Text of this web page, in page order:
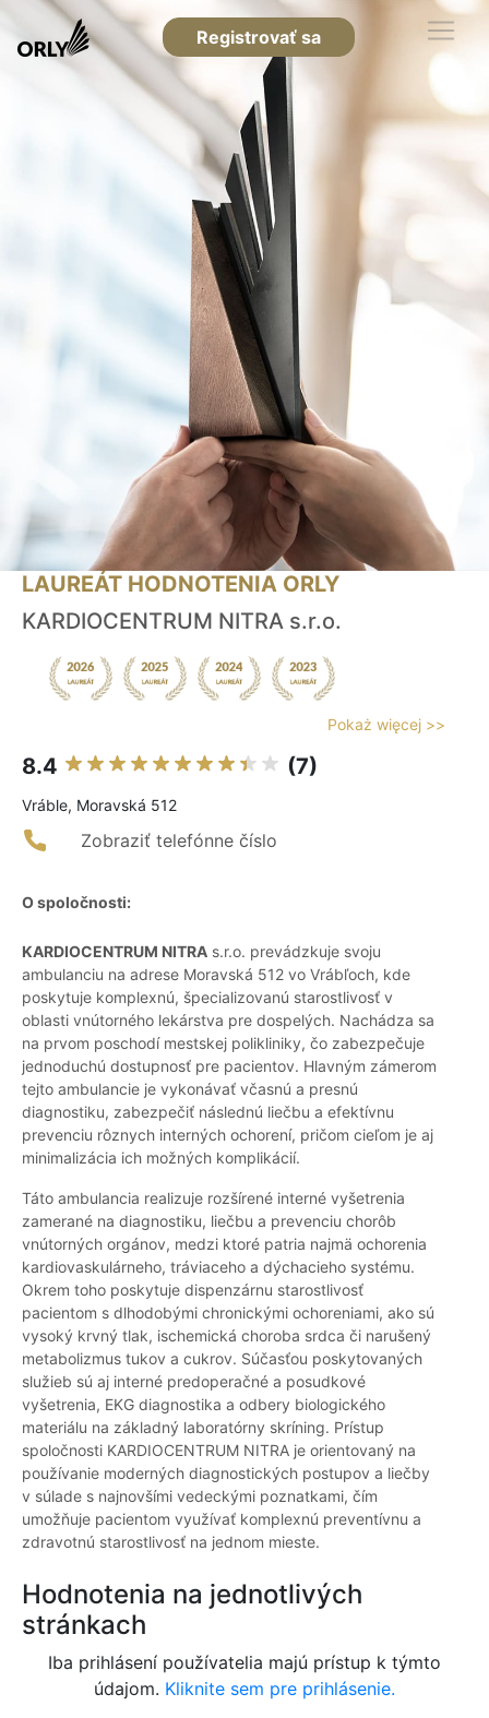
Registrovať sa
LAUREÁT HODNOTENIA ORLY
KARDIOCENTRUM NITRA s.r.o.
Pokaż więcej >>
8.4 (7)
Vráble, Moravská 512
Zobraziť telefónne číslo
O spoločnosti:
KARDIOCENTRUM NITRA s.r.o. prevádzkuje svoju
ambulanciu na adrese Moravská 512 vo Vrábľoch, kde
poskytuje komplexnú, špecializovanú starostlivosť v
oblasti vnútorného lekárstva pre dospelých. Nachádza sa
na prvom poschodí mestskej polikliniky, čo zabezpečuje
jednoduchú dostupnosť pre pacientov. Hlavným zámerom
tejto ambulancie je vykonávať včasnú a presnú
diagnostiku, zabezpečiť následnú liečbu a efektívnu
prevenciu rôznych interných ochorení, pričom cieľom je aj
minimalizácia ich možných komplikácií.
Táto ambulancia realizuje rozšírené interné vyšetrenia
zamerané na diagnostiku, liečbu a prevenciu chorôb
vnútorných orgánov, medzi ktoré patria najmä ochorenia
kardiovaskulárneho, tráviaceho a dýchacieho systému.
Okrem toho poskytuje dispenzárnu starostlivosť
pacientom s dlhodobými chronickými ochoreniami, ako sú
vysoký krvný tlak, ischemická choroba srdca či narušený
metabolizmus tukov a cukrov. Súčasťou poskytovaných
služieb sú aj interné predoperačné a posudkové
vyšetrenia, EKG diagnostika a odbery biologického
materiálu na základný laboratórny skríning. Prístup
spoločnosti KARDIOCENTRUM NITRA je orientovaný na
používanie moderných diagnostických postupov a liečby
v súlade s najnovšími vedeckými poznatkami, čím
umožňuje pacientom využívať komplexnú preventívnu a
zdravotnú starostlivosť na jednom mieste.
Hodnotenia na jednotlivých
stránkach
Iba prihlásení používatelia majú prístup k týmto
údajom. Kliknite sem pre prihlásenie.